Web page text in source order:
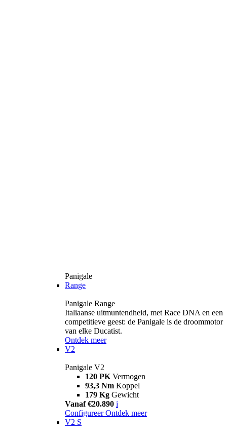
Panigale
Range
Panigale Range
Italiaanse uitmuntendheid, met Race DNA en een
competitieve geest: de Panigale is de droommotor
van elke Ducatist.
Ontdek meer
V2
Panigale V2
120 PK Vermogen
93,3 Nm Koppel
179 Kg Gewicht
Vanaf €20.890 i
Configureer Ontdek meer
V2 S